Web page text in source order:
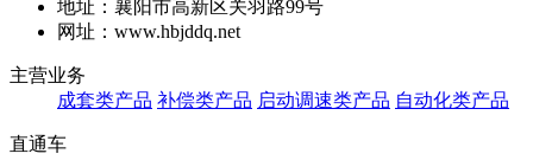
地址：襄阳市高新区关羽路99号
网址：www.hbjddq.net
主营业务
成套类产品 补偿类产品 启动调速类产品 自动化类产品
直通车